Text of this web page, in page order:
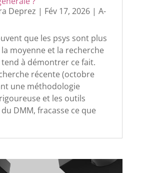
Deprez | Fév 17, 2026| A-
que les psys sont plus
moyenne et la recherche
à démontrer ce fait.
récente (octobre
une méthodologie
et les outils
DMM, fracasse ce que